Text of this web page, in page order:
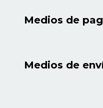
Formas
Capítulo
El
El reír
Medios de
Medios de